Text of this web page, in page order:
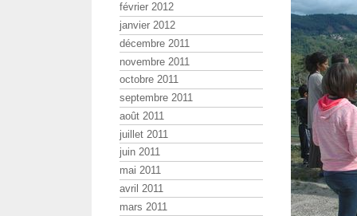
février 2012
janvier 2012
décembre 2011
novembre 2011
octobre 2011
septembre 2011
août 2011
juillet 2011
juin 2011
mai 2011
avril 2011
mars 2011